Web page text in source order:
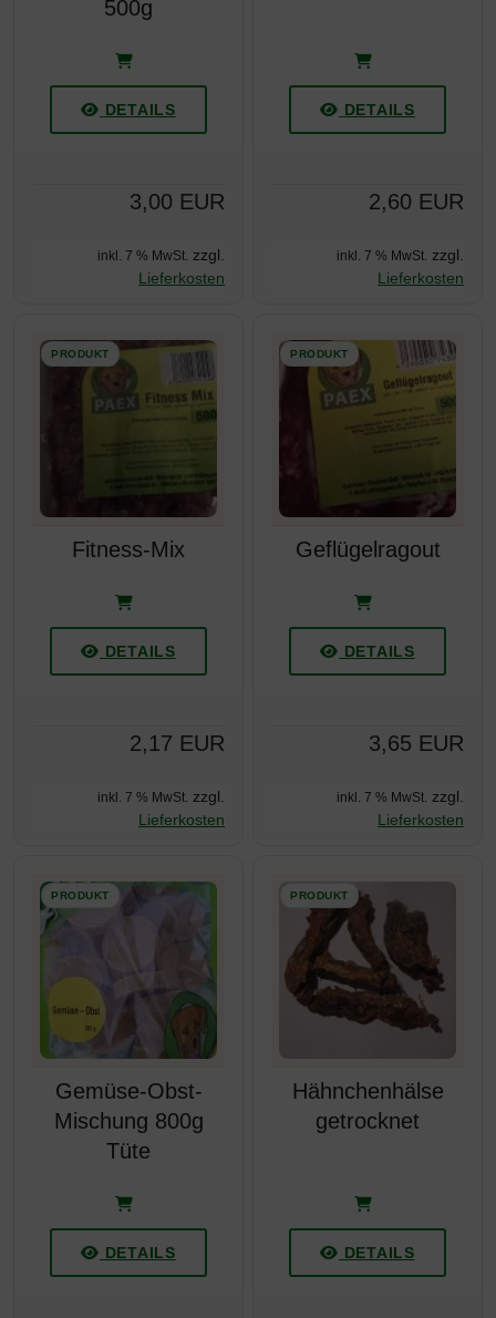
500g
DETAILS
3,00 EUR
inkl. 7 % MwSt. zzgl.
Lieferkosten
DETAILS
2,60 EUR
inkl. 7 % MwSt. zzgl.
Lieferkosten
Fitness-Mix
DETAILS
2,17 EUR
inkl. 7 % MwSt. zzgl.
Lieferkosten
Geflügelragout
DETAILS
3,65 EUR
inkl. 7 % MwSt. zzgl.
Lieferkosten
Gemüse-Obst-
Mischung 800g
Tüte
DETAILS
Hähnchenhälse
getrocknet
DETAILS